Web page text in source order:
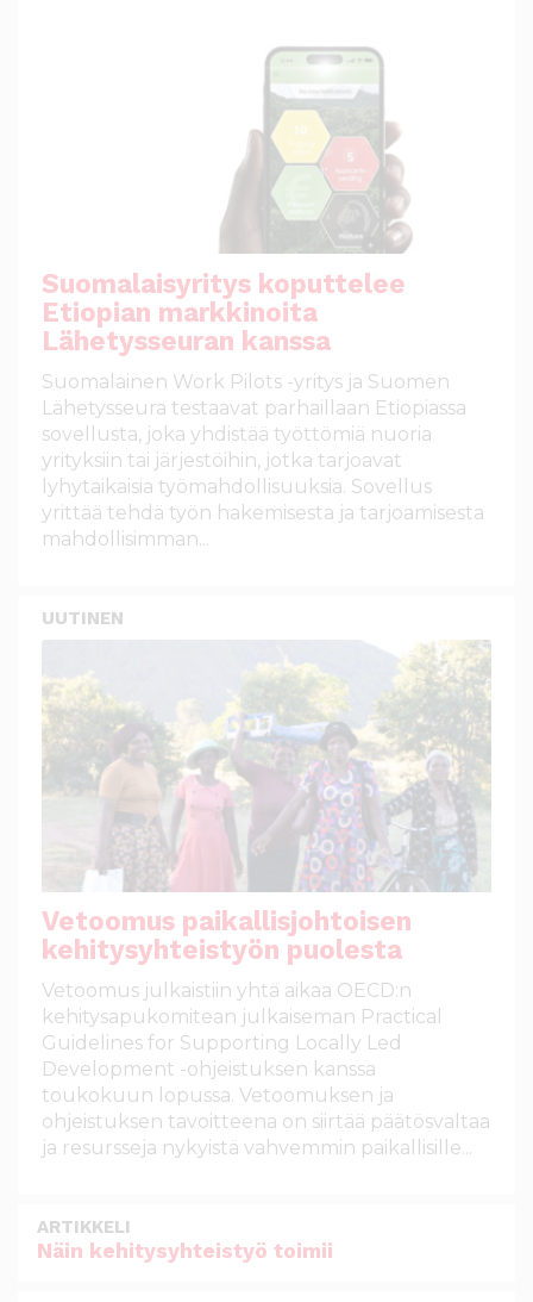
Suomalaisyritys koputtelee
Etiopian markkinoita
Lähetysseuran kanssa
Suomalainen Work Pilots -yritys ja Suomen
Lähetysseura testaavat parhaillaan Etiopiassa
sovellusta, joka yhdistää työttömiä nuoria
yrityksiin tai järjestöihin, jotka tarjoavat
lyhytaikaisia työmahdollisuuksia. Sovellus
yrittää tehdä työn hakemisesta ja tarjoamisesta
mahdollisimman...
UUTINEN
Vetoomus paikallisjohtoisen
kehitysyhteistyön puolesta
Vetoomus julkaistiin yhtä aikaa OECD:n
kehitysapukomitean julkaiseman Practical
Guidelines for Supporting Locally Led
Development -ohjeistuksen kanssa
toukokuun lopussa. Vetoomuksen ja
ohjeistuksen tavoitteena on siirtää päätösvaltaa
ja resursseja nykyistä vahvemmin paikallisille...
ARTIKKELI
Näin kehitysyhteistyö toimii